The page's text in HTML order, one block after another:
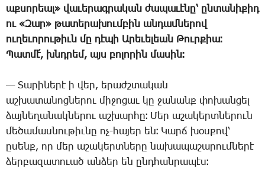
աք­սո­րեալ» վա­ւե­րագ­րա­կան ժա­պա­ւէ­նը՝ ըն­տա­նի­քիդ
ու «­Զար» թա­տե­րա­խում­բին ան­դամ­նե­րով
ու­ղե­ւո­րու­թիւն մը դէ­պի Ա­րե­ւե­լեան ­Թուր­քիա։
­Պատ­մէ՛, խնդրեմ, այս բո­լո­րին մա­սին։
— ­Տա­րի­նե­րէ ի վեր, ե­րաժշ­տա­կան
աշ­խա­տա­նոց­նե­րու մի­ջո­ցաւ կը ջա­նանք փո­խան­ցել
ձայ­նե­ղա­նակ­նե­րու աշ­խար­հը։ ­Մեր ա­շա­կերտ­նե­րուն
մե­ծա­մաս­նու­թիւ­նը ոչ-հա­յեր են։ ­Կարճ խօս­քով՝
ը­սենք, որ մեր ա­շա­կերտ­նե­րը նա­խա­պա­շա­րում­նե­րէ
ձեր­բա­զա­տո­ւած ան­ձեր են ընդ­հան­րա­պէս։